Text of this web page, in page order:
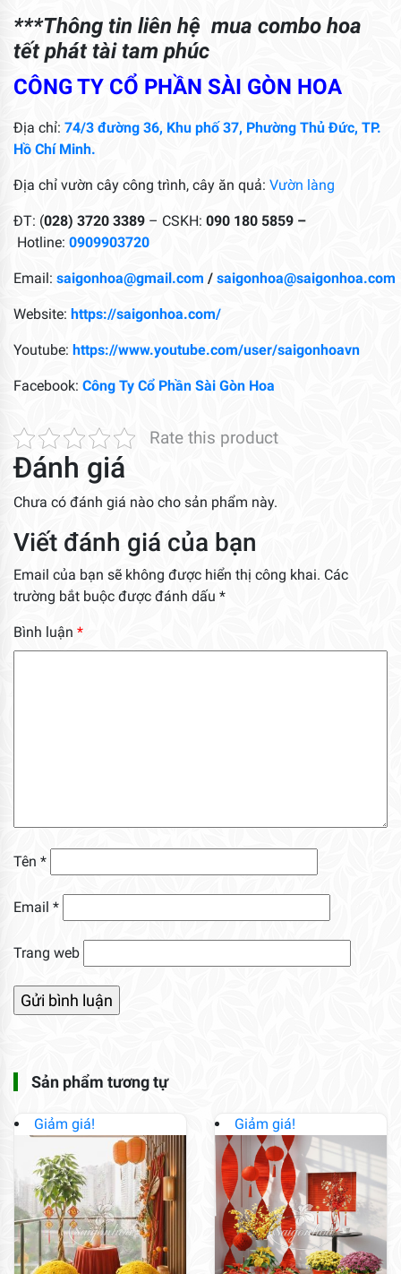
***Thông tin liên hệ mua combo hoa
tết phát tài tam phúc
CÔNG TY CỔ PHẦN SÀI GÒN HOA
Địa chỉ: 74/3 đường 36, Khu phố 37, Phường Thủ Đức, TP.
Hồ Chí Minh.
Địa chỉ vườn cây công trình, cây ăn quả: Vườn làng
ĐT: (028) 3720 3389 – CSKH: 090 180 5859 –
Hotline: 0909903720
Email: saigonhoa@gmail.com / saigonhoa@saigonhoa.com
Website: https://saigonhoa.com/
Youtube: https://www.youtube.com/user/saigonhoavn
Facebook: Công Ty Cổ Phần Sài Gòn Hoa
Rate this product
Đánh giá
Chưa có đánh giá nào cho sản phẩm này.
Viết đánh giá của bạn
Email của bạn sẽ không được hiển thị công khai. Các
trường bắt buộc được đánh dấu *
Bình luận *
Tên *
Email *
Trang web
Sản phẩm tương tự
Giảm giá! Giảm giá!